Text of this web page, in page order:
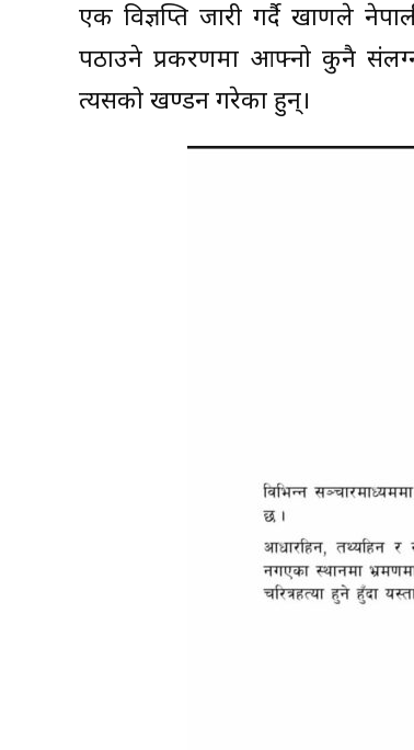
एक विज्ञप्ति जारी गर्दै खाणले
पठाउने प्रकरणमा आफ्नो कुनै
त्यसको खण्डन गरेका हुन्।